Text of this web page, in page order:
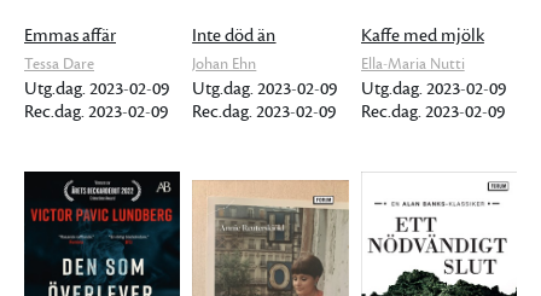
Emmas affär
Tessa Dare
Utg.dag. 2023-02-09
Rec.dag. 2023-02-09
Inte död än
Johan Ehn
Utg.dag. 2023-02-09
Rec.dag. 2023-02-09
Kaffe med mjölk
Ella-Maria Nutti
Utg.dag. 2023-02-09
Rec.dag. 2023-02-09